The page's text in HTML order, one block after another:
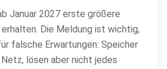
Januar 2027 erste größere
Die Meldung ist wichtig,
falsche Erwartungen: Speicher
lösen aber nicht jedes